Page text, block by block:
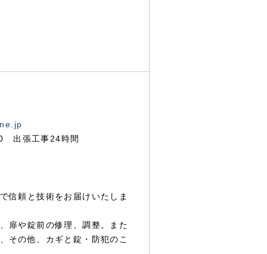
出張工事24時間
信頼と技術をお届けいたしま
扉や錠前の修理、調整。また
その他、カギと錠・防犯のこ